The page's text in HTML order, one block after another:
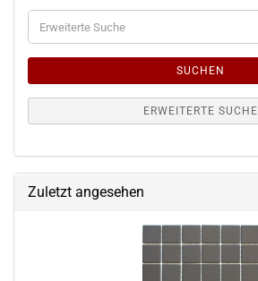
Erweiterte
Suche
SUCHEN
ERWEITERTE SUCHE
Zuletzt angesehen